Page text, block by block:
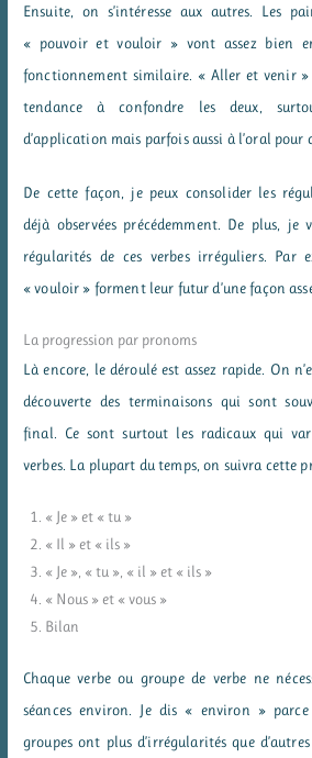
Ensuite, on s’intéresse aux autres. Les
« pouvoir et vouloir » vont assez bien
fonctionnement similaire. « Aller et venir »
tendance à confondre les deux,
d’application mais parfois aussi à l’oral pour
De cette façon, je peux consolider les
déjà observées précédemment. De plus, je
régularités de ces verbes irréguliers. Par
« vouloir » forment leur futur d’une façon
La progression par pronoms
Là encore, le déroulé est assez rapide. On
découverte des terminaisons qui sont
final. Ce sont surtout les radicaux qui
verbes. La plupart du temps, on suivra cette
« Je » et « tu »
« Il » et « ils »
« Je », « tu », « il » et « ils »
« Nous » et « vous »
Bilan
Chaque verbe ou groupe de verbe ne
séances environ. Je dis « environ »
groupes ont plus d’irrégularités que